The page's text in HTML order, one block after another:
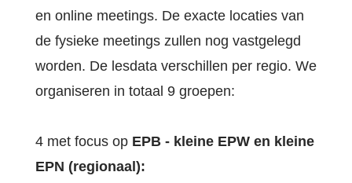
en online meetings. De exacte locaties van
de fysieke meetings zullen nog vastgelegd
worden. De lesdata verschillen per regio. We
organiseren in totaal 9 groepen:
4 met focus op EPB - kleine EPW en kleine
EPN (regionaal):